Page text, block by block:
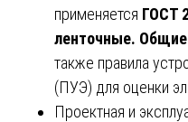
применяется ГОСТ
ленточные. Общие
также правила
(ПУЭ) для оценки
Проектная и